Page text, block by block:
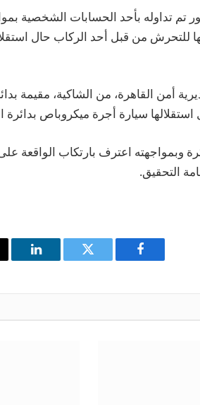
تم تداوله بأحد الحسابات الشخصية
من قبل أحد الركاب حال
أمن القاهرة، من الشاكية، مقيمة
سيارة أجرة ميكروباص بدائرة
اعترف بارتكاب الواقعة على
التحقيق.
فيسبوك
تويتر لينكدإن